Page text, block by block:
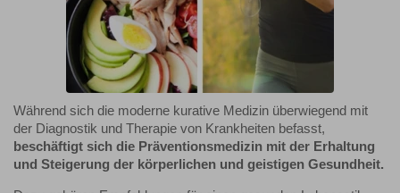
Während sich die moderne kurative Medizin überwiegend mit
der Diagnostik und Therapie von Krankheiten befasst,
beschäftigt sich die Präventionsmedizin mit der Erhaltung
und Steigerung der körperlichen und geistigen Gesundheit.